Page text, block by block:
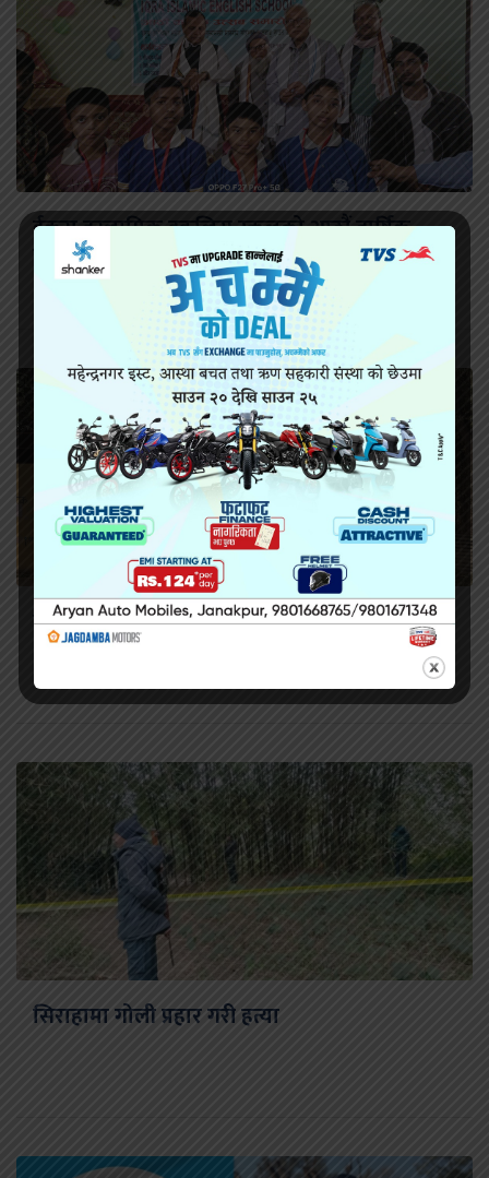
ईकरा इस्लामिक इङलिस स्कुलको आठौं वार्षिक
कार्यक्रम सम्पन्न
सिरहा कारागारको अवस्थाबारे राईनको गम्भीर प्रश्न
सिराहामा गोली प्रहार गरी हत्या